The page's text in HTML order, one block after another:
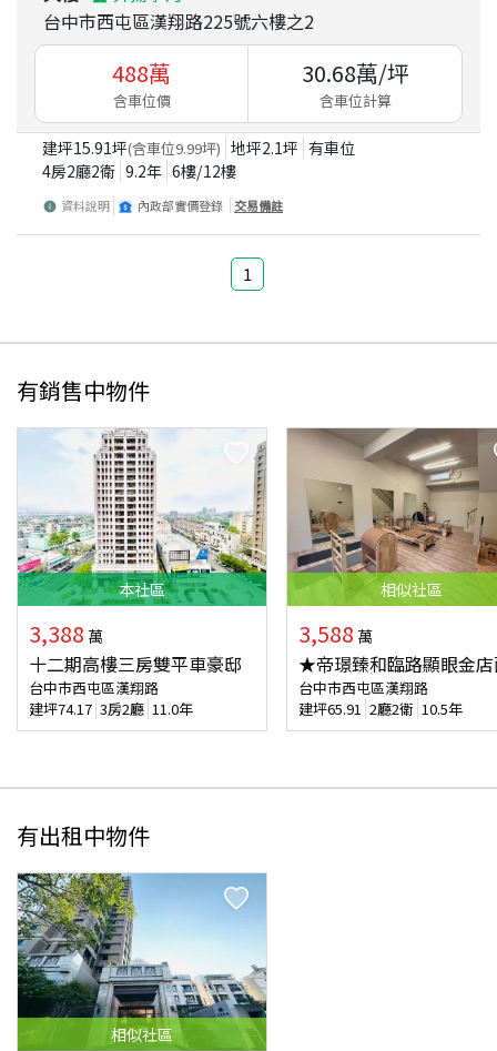
台中市西屯區漢翔路225號六樓之2
488萬
含車位價
30.68萬/坪
含車位計算
建坪15.91坪(含車位9.99坪) 地坪2.1坪 有車位
4房2廳2衛 9.2年 6樓/12樓
資料說明 內政部實價登錄 交易備註
1
有銷售中物件
本社區
3,388 萬
十二期高樓三房雙平車豪邸
台中市西屯區漢翔路
建坪74.17 3房2廳 11.0年
相似社區
3,588 萬
★帝璟臻和臨路顯眼金
台中市西屯區漢翔路
建坪65.91 2廳2衛 10.5年
有出租中物件
相似社區